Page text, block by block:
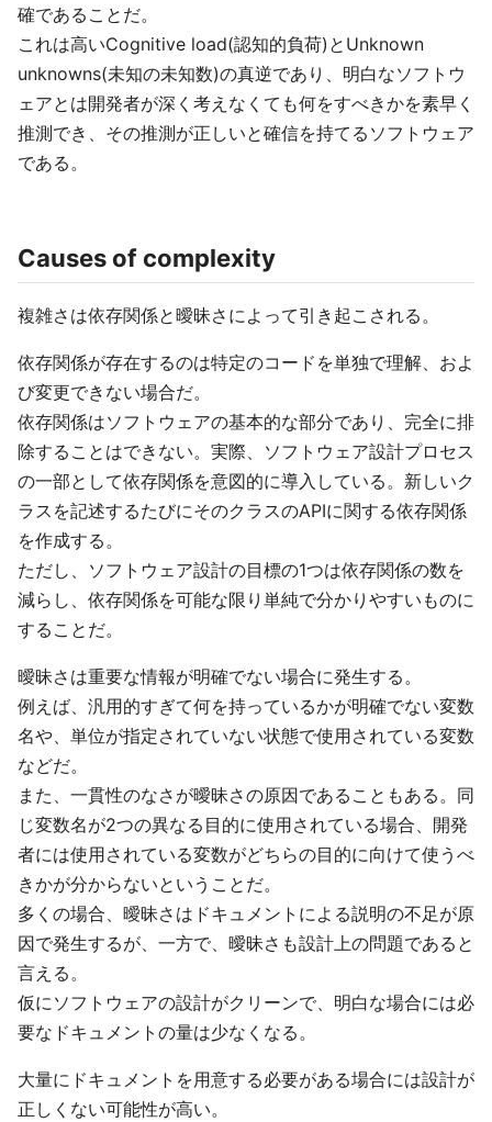
確であることだ。
これは高いCognitive load(認知的負荷)とUnknown
unknowns(未知の未知数)の真逆であり、明白なソフトウ
ェアとは開発者が深く考えなくても何をすべきかを素早く
推測でき、その推測が正しいと確信を持てるソフトウェア
である。
Causes of complexity
複雑さは依存関係と曖昧さによって引き起こされる。
依存関係が存在するのは特定のコードを単独で理解、およ
び変更できない場合だ。
依存関係はソフトウェアの基本的な部分であり、完全に排
除することはできない。実際、ソフトウェア設計プロセス
の一部として依存関係を意図的に導入している。新しいク
ラスを記述するたびにそのクラスのAPIに関する依存関係
を作成する。
ただし、ソフトウェア設計の目標の1つは依存関係の数を
減らし、依存関係を可能な限り単純で分かりやすいものに
することだ。
曖昧さは重要な情報が明確でない場合に発生する。
例えば、汎用的すぎて何を持っているかが明確でない変数
名や、単位が指定されていない状態で使用されている変数
などだ。
また、一貫性のなさが曖昧さの原因であることもある。同
じ変数名が2つの異なる目的に使用されている場合、開発
者には使用されている変数がどちらの目的に向けて使うべ
きかが分からないということだ。
多くの場合、曖昧さはドキュメントによる説明の不足が原
因で発生するが、一方で、曖昧さも設計上の問題であると
言える。
仮にソフトウェアの設計がクリーンで、明白な場合には必
要なドキュメントの量は少なくなる。
大量にドキュメントを用意する必要がある場合には設計が
正しくない可能性が高い。